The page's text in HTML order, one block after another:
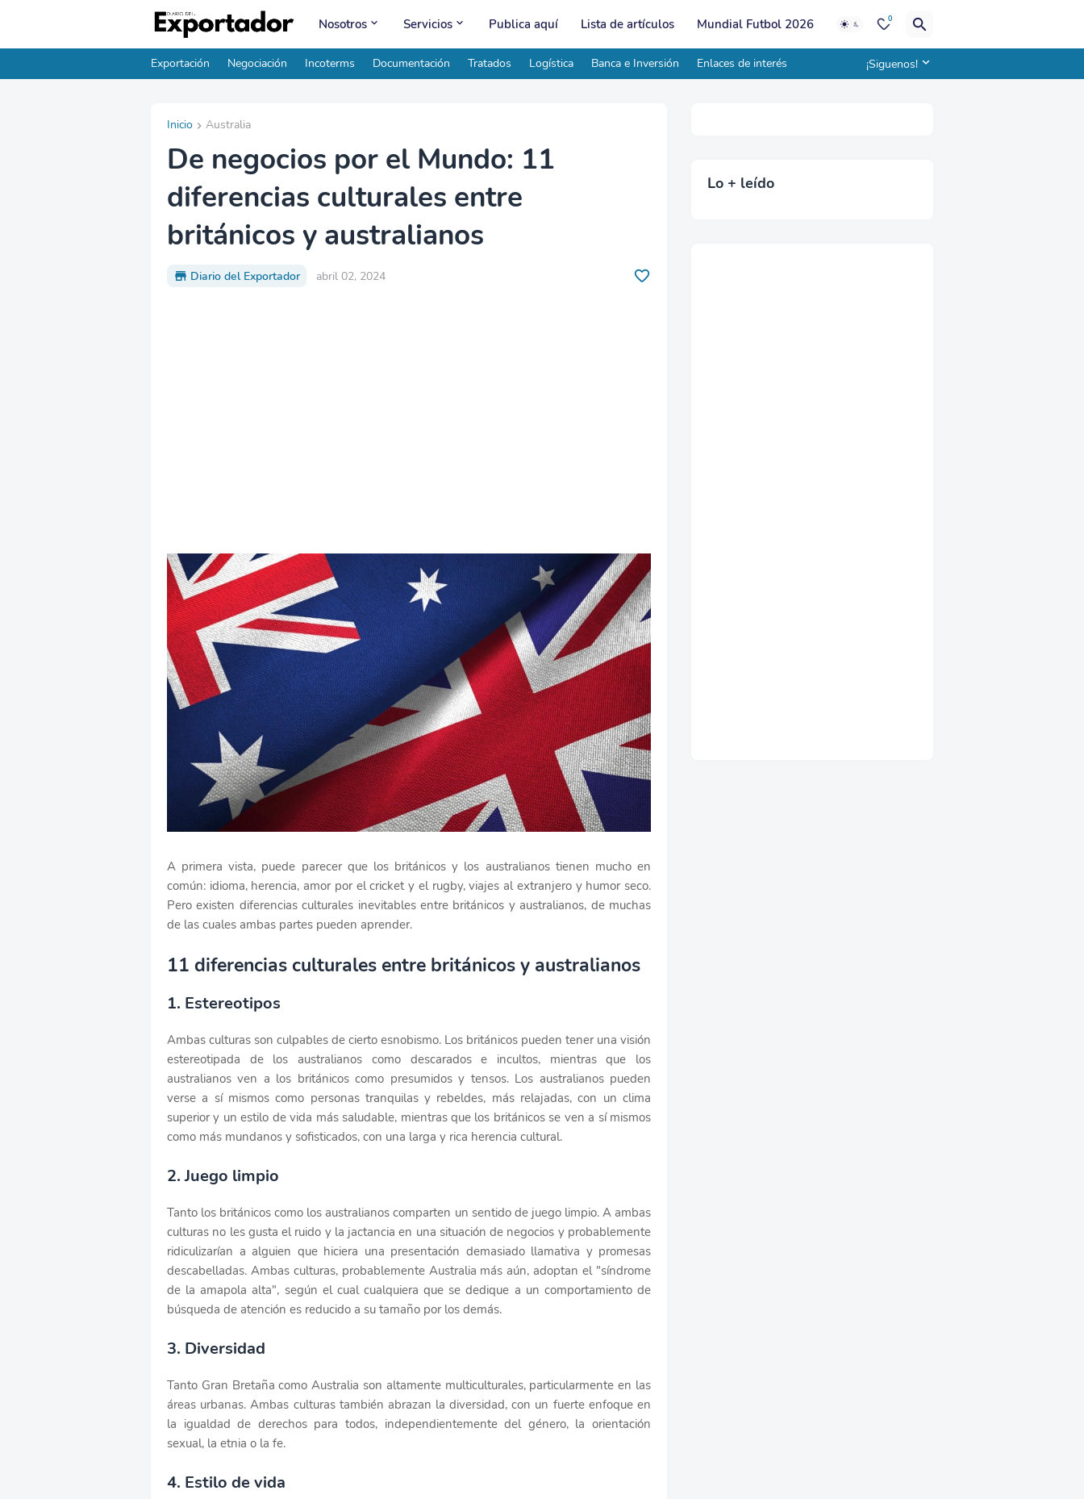
Nosotros Servicios Publica aquí Lista de artículos Mundial Futbol 2026 0
Exportación Negociación Incoterms Documentación Tratados Logística Banca e Inversión Enlaces de interés ¡Siguenos!
Inicio Australia
De negocios por el Mundo: 11
diferencias culturales entre
británicos y australianos
Diario del Exportador abril 02, 2024
A primera vista, puede parecer que los británicos y los australianos tienen mucho en
común: idioma, herencia, amor por el cricket y el rugby, viajes al extranjero y humor seco.
Pero existen diferencias culturales inevitables entre británicos y australianos, de muchas
de las cuales ambas partes pueden aprender.
11 diferencias culturales entre británicos y australianos
1. Estereotipos
Ambas culturas son culpables de cierto esnobismo. Los británicos pueden tener una visión
estereotipada de los australianos como descarados e incultos, mientras que los
australianos ven a los británicos como presumidos y tensos. Los australianos pueden
verse a sí mismos como personas tranquilas y rebeldes, más relajadas, con un clima
superior y un estilo de vida más saludable, mientras que los británicos se ven a sí mismos
como más mundanos y sofisticados, con una larga y rica herencia cultural.
2. Juego limpio
Tanto los británicos como los australianos comparten un sentido de juego limpio. A ambas
culturas no les gusta el ruido y la jactancia en una situación de negocios y probablemente
ridiculizarían a alguien que hiciera una presentación demasiado llamativa y promesas
descabelladas. Ambas culturas, probablemente Australia más aún, adoptan el "síndrome
de la amapola alta", según el cual cualquiera que se dedique a un comportamiento de
búsqueda de atención es reducido a su tamaño por los demás.
3. Diversidad
Tanto Gran Bretaña como Australia son altamente multiculturales, particularmente en las
áreas urbanas. Ambas culturas también abrazan la diversidad, con un fuerte enfoque en
la igualdad de derechos para todos, independientemente del género, la orientación
sexual, la etnia o la fe.
4. Estilo de vida
Lo + leído